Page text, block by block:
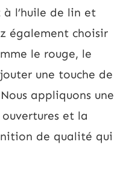
l’huile de lin et
également choisir
le rouge, le
une touche de
appliquons une
et la
de qualité qui